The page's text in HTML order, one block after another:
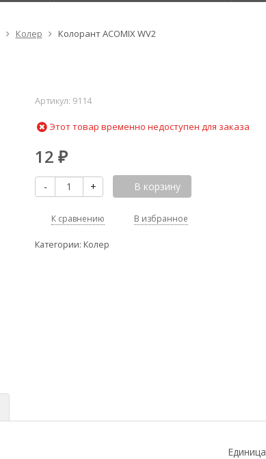
Колер Колорант ACOMIX WV2
Артикул: 9114
Этот товар временно недоступен для заказа
12₽
- + В корзину
К сравнению В избранное
Категории: Колер
Единица